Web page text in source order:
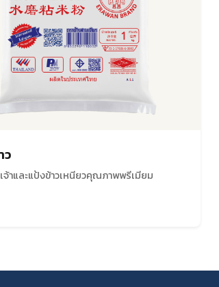
ว
จ้าและแป้งข้าวเหนียวคุณภาพพรีเมียม